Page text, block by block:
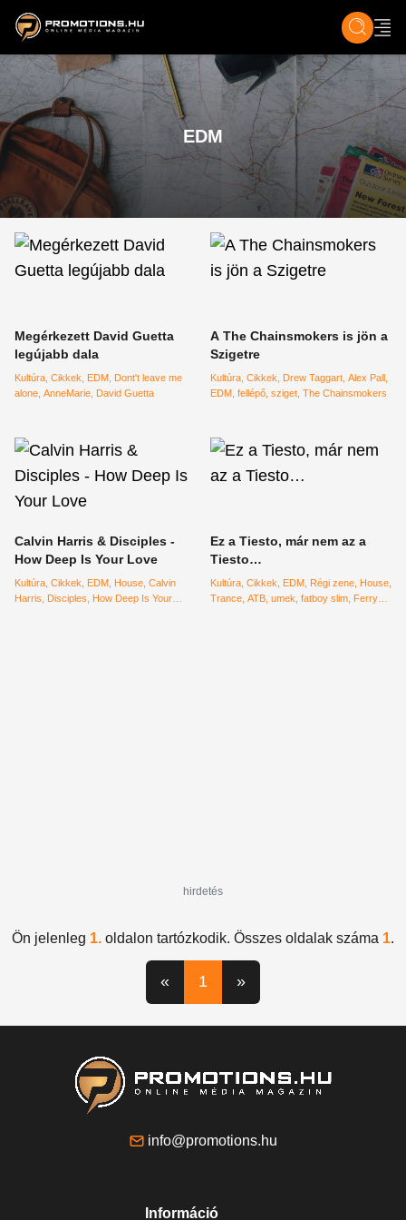
ZENE, FILM & KULT ÉLET TECH &
EDM
Megérkezett David Guetta
legújabb dala
Kultúra Cikkek EDM Dont't leave me
alone AnneMarie David Guetta
A The Chainsmokers is jön a
Szigetre
Kultúra Cikkek Drew Taggart Alex Pall
EDM fellépő sziget The Chainsmokers
Calvin Harris & Disciples -
How Deep Is Your Love
Kultúra Cikkek EDM House Calvin
Harris
Disciples
How Deep Is Your
Ez a Tiesto, már nem az a
Tiesto…
Kultúra Cikkek EDM Régi zene House
Trance ATB umek fatboy slim Ferry
hirdetés
Ön jelenleg 1. oldalon tartózkodik. Összes oldalak száma 1.
« 1 »
info@promotions.hu
Információ